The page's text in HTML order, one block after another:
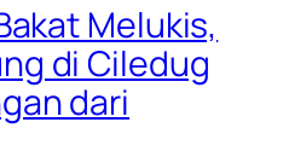
Melukis,
di Ciledug
dari